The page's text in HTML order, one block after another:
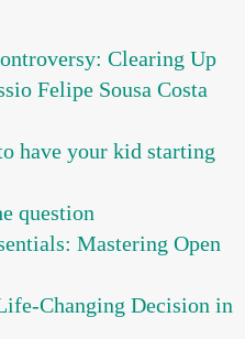
Clearing Up
Felipe Sousa Costa
have your kid starting
question
Mastering Open
Changing Decision in